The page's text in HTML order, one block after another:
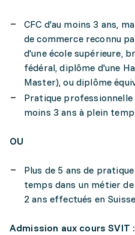
CFC d'au moins 3 ans,
de commerce reconnu
d'une école supérieure,
fédéral, diplôme d'une
Master), ou diplôme
Pratique
moins 3 ans à plein
OU
Plus de 5 ans de
temps dans un métier
2 ans effectués en
Admission aux cours SVIT :